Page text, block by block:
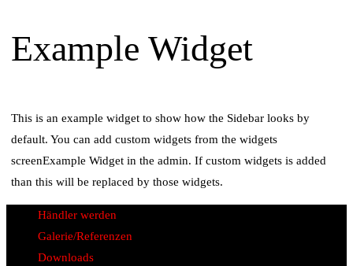
Example Widget
This is an example widget to show how the Sidebar looks by
default. You can add custom widgets from the widgets
screenExample Widget in the admin. If custom widgets is added
than this will be replaced by those widgets.
Händler werden
Galerie/Referenzen
Downloads